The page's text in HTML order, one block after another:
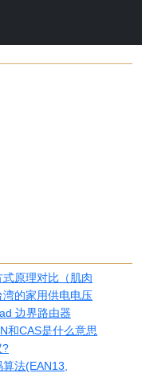
原理对比（肌肉
的家用供电电压
边界路由器
和CAS是什么意思
?
法(EAN13,